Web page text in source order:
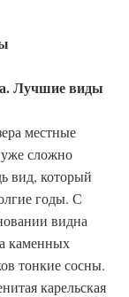
Лучшие виды
местные
сложно
вид, который
годы. С
видна
каменных
тонкие сосны.
карельская